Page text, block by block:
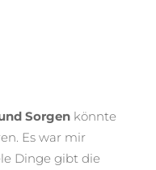
Sorgen könnte
Es war mir
Dinge gibt die